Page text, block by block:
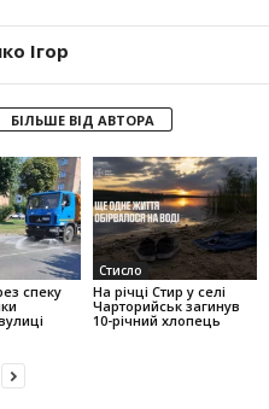
Ігор
БІЛЬШЕ ВІД АВТОРА
спеку
Стисло
На річці Стир у селі
Чарторийськ загинув
10-річний хлопець